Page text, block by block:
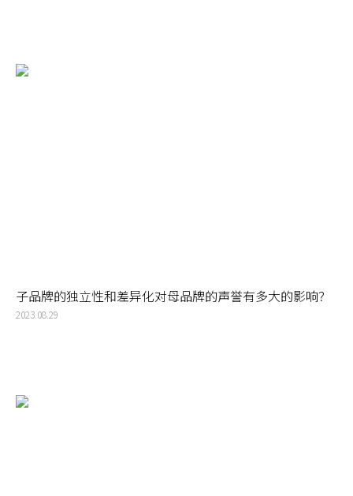
子品牌的独立性和差异化对母品牌的声誉有多大的影响？
2023.08.29